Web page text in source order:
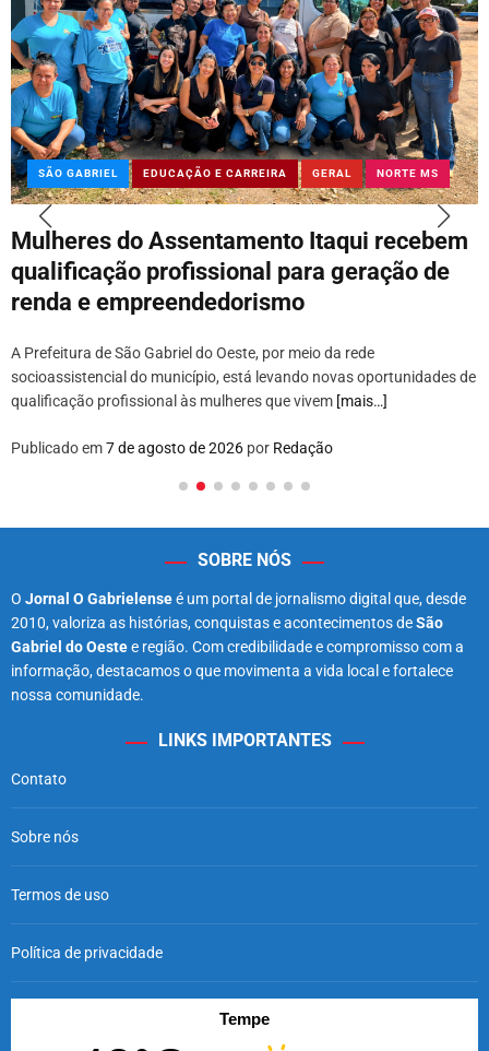
SÃO GABRIEL EDUCAÇÃO E CARREIRA GERAL NORTE MS
Mulheres do Assentamento Itaqui recebem
qualificação profissional para geração de
renda e empreendedorismo
A Prefeitura de São Gabriel do Oeste, por meio da rede
socioassistencial do município, está levando novas oportunidades de
qualificação profissional às mulheres que vivem [mais…]
Publicado em7 de agosto de 2026 por Redação
SOBRE NÓS
O Jornal O Gabrielenseé um portal de jornalismo digital que, desde
2010, valoriza as histórias, conquistas e acontecimentos deSão
Gabriel do Oestee região. Com credibilidade e compromisso com a
informação, destacamos o que movimenta a vida local e fortalece
nossa comunidade.
LINKS IMPORTANTES
Contato
Sobre nós
Termos de uso
Política de privacidade
Tempe